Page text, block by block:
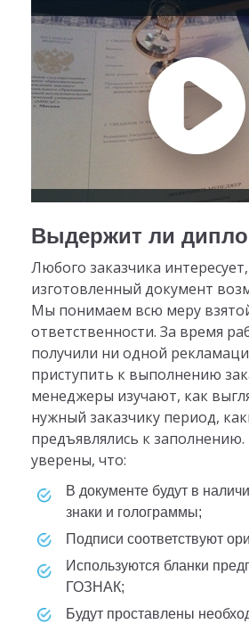
Выдержит ли
Любого заказчика
изготовленный документ
Мы понимаем всю меру
ответственности. За время
получили ни одной
приступить к выполнению
менеджеры изучают, как
нужный заказчику период,
предъявлялись к
уверены, что:
в документе будут в наличии водяные
знаки и голограммы;
подписи соответствуют
используются бланки предприятия
ГОЗНАК;
будут проставлены